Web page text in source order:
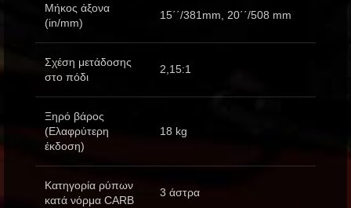
Μήκος άξονα
(in/mm)
15΄΄/381mm, 20΄΄/508 mm
Σχέση μετάδοσης
στο πόδι
2,15:1
Ξηρό βάρος
(Ελαφρύτερη
έκδοση)
18 kg
Κατηγορία ρύπων
κατά νόρμα CARB
3 άστρα